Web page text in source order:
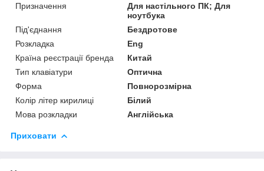
Призначення
Для настільного ПК; Для
ноутбука
Під'єднання
Бездротове
Розкладка
Eng
Країна реєстрації бренда
Китай
Тип клавіатури
Оптична
Форма
Повнорозмірна
Колір літер кирилиці
Білий
Мова розкладки
Англійська
Приховати